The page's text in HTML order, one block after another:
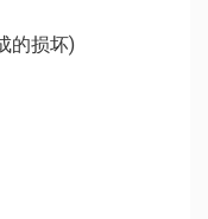
的损坏)